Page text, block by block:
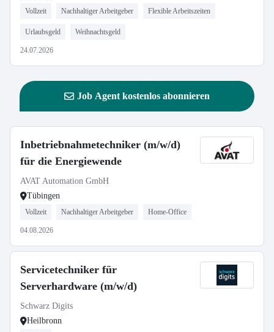
Vollzeit Nachhaltiger Arbeitgeber Flexible Arbeitszeiten
Urlaubsgeld Weihnachtsgeld
24.07.2026
Job Agent kostenlos abonnieren
Inbetriebnahmetechniker (m/w/d)
für die Energiewende
AVAT Automation GmbH
Tübingen
Vollzeit Nachhaltiger Arbeitgeber Home-Office
04.08.2026
Servicetechniker für
Serverhardware (m/w/d)
Schwarz Digits
Heilbronn